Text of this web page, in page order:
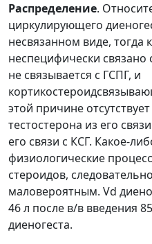
Распределение.
циркулирующего
несвязанном виде, тогда
неспецифически
не связывается с ГСПГ, и
этой причине
тестостерона из его
его связи с КСГ. Какое-
физиологические
стероидов,
маловероятным. Vd
46 л после в/в введения
диеногеста.